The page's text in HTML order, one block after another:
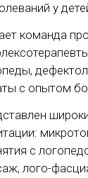
у
команда
с опытом
с
лого-